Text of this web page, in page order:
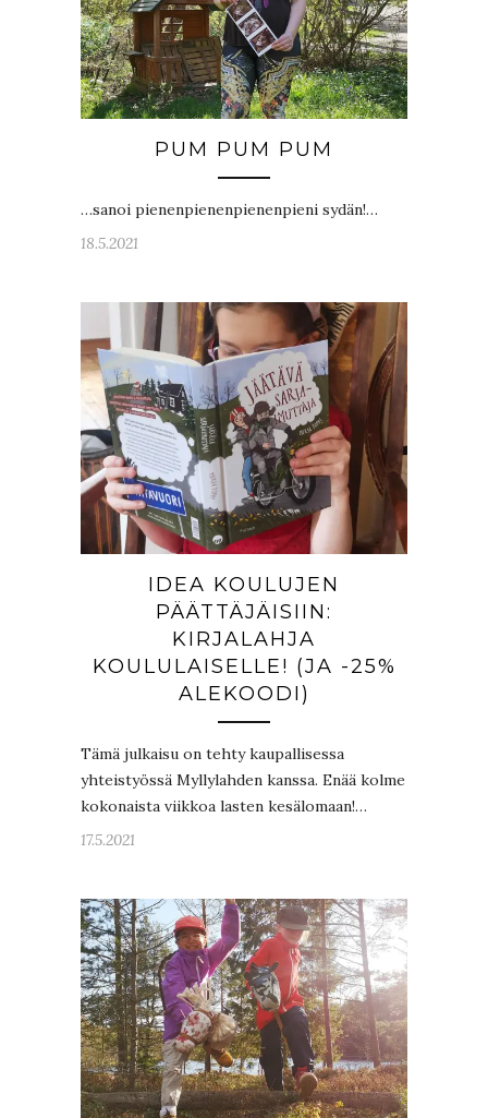
PUM PUM PUM
…sanoi pienenpienenpienenpieni sydän!…
18.5.2021
IDEA KOULUJEN
PÄÄTTÄJÄISIIN:
KIRJALAHJA
KOULULAISELLE! (JA -25%
ALEKOODI)
Tämä julkaisu on tehty kaupallisessa
yhteistyössä Myllylahden kanssa. Enää kolme
kokonaista viikkoa lasten kesälomaan!…
17.5.2021